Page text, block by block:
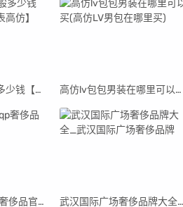
罗杰杜彼手表一般多少钱【罗杰杜彼男士手表高仿】 高仿lv包包男装在哪里可以买(高仿LV男包在哪里买)
qp奢侈品官网【qp奢侈品官网男鞋】 武汉国际广场奢侈品牌大全_武汉国际广场奢侈品牌